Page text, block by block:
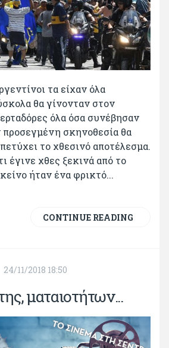
τα είχαν όλα
θα γίνονταν στον
όλα όσα συνέβησαν
προσεγμένη σκηνοθεσία θα
το χθεσινό αποτέλεσμα.
έγινε χθες ξεκινά από το
ήταν ένα φρικτό...
CONTINUE READING
24/11/2018 18:50
ματαιοτήτων...